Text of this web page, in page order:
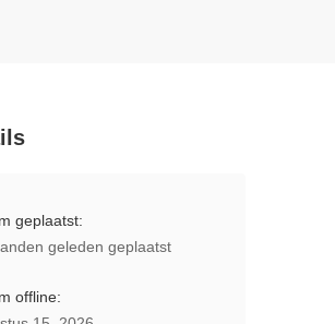
geplaatst:
geleden geplaatst
offline: